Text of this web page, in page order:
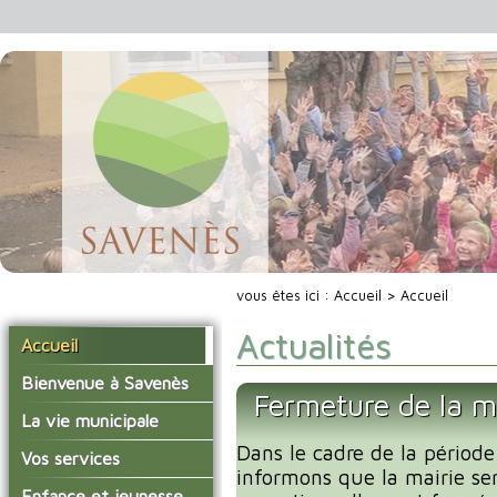
Accueil
Bienvenue à Savenès
Situer Savenès
Savenès en chiffre
L'histoire du village
La vie municipale
Vos élus
Les compte-rendus du
Vos services
La mairie
vous êtes ici : Accueil > Accueil
Actualités
Fermeture de la
Dans le cadre de la
informons que la mairie